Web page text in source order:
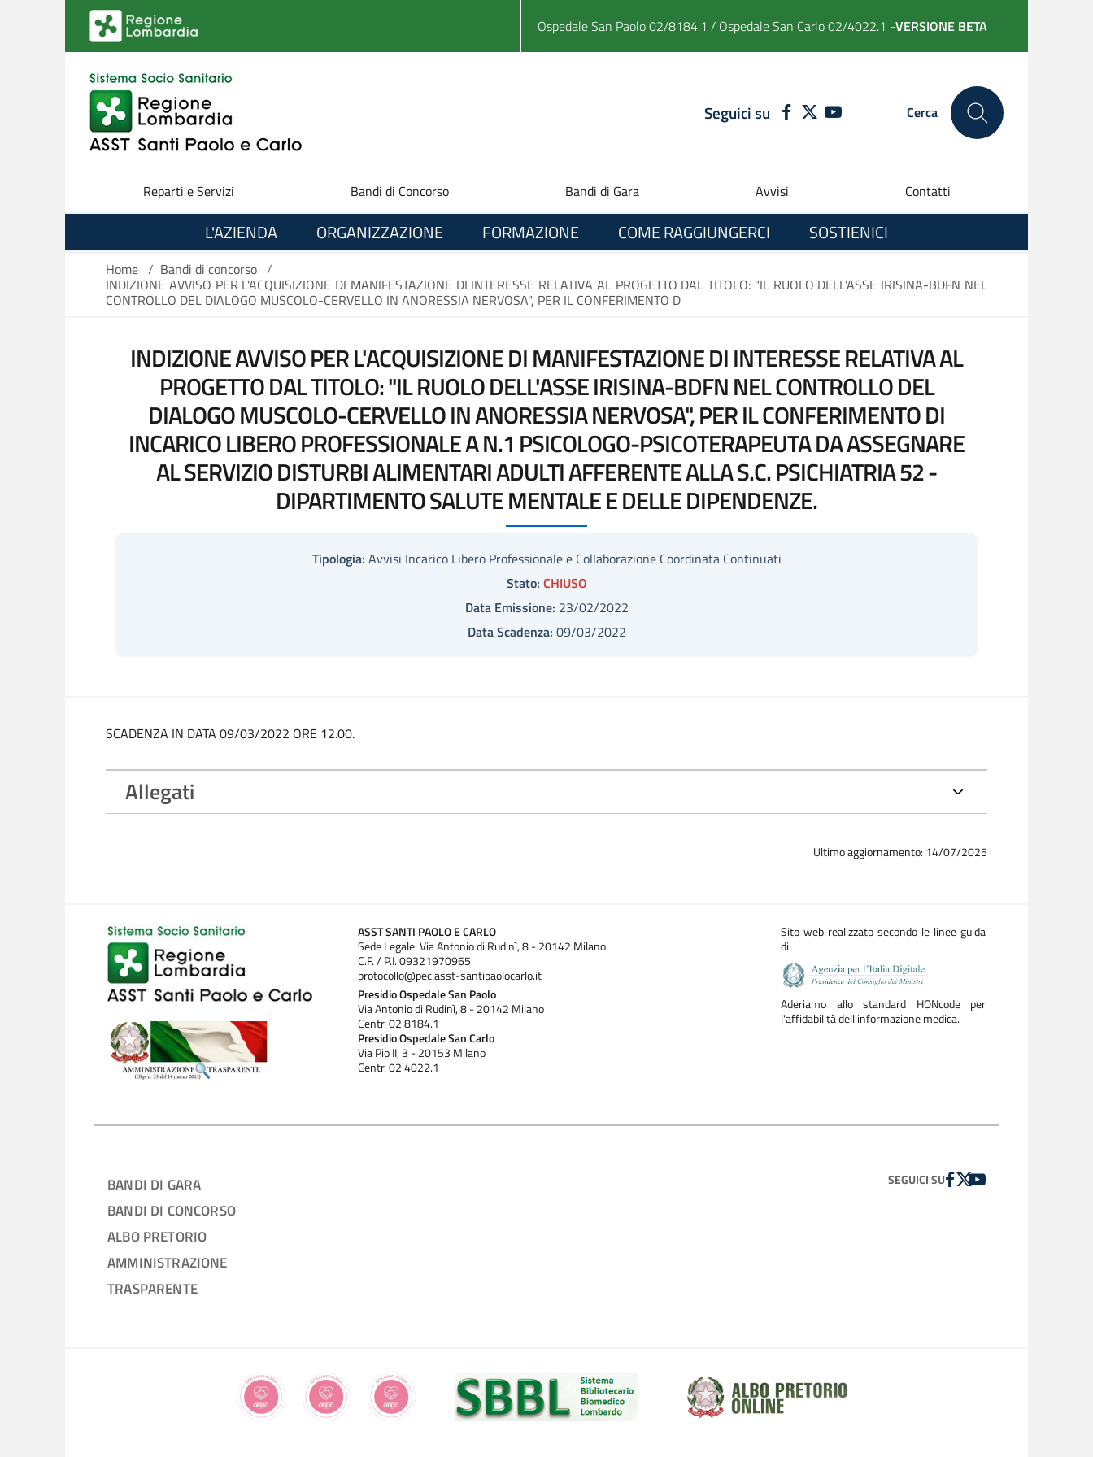
Salta al contenuto principale
Ospedale San Paolo 02/8184.1 / Ospedale San Carlo 02/4022.1 -VERSIONE BETA
Seguici suFACEBOOK
TWITTERYOUTUBE Cerca
Reparti e Servizi Bandi di Concorso Bandi di Gara Avvisi Contatti
L'AZIENDA ORGANIZZAZIONE FORMAZIONE COME RAGGIUNGERCI SOSTIENICI
Home / Bandi di concorso /
INDIZIONE AVVISO PER L'ACQUISIZIONE DI MANIFESTAZIONE DI INTERESSE RELATIVA AL PROGETTO DAL TITOLO: "IL RUOLO DELL'ASSE IRISINA-BDFN NEL
CONTROLLO DEL DIALOGO MUSCOLO-CERVELLO IN ANORESSIA NERVOSA", PER IL CONFERIMENTO D
INDIZIONE AVVISO PER L'ACQUISIZIONE DI MANIFESTAZIONE DI INTERESSE RELATIVA AL
PROGETTO DAL TITOLO: "IL RUOLO DELL'ASSE IRISINA-BDFN NEL CONTROLLO DEL
DIALOGO MUSCOLO-CERVELLO IN ANORESSIA NERVOSA", PER IL CONFERIMENTO DI
INCARICO LIBERO PROFESSIONALE A N.1 PSICOLOGO-PSICOTERAPEUTA DA ASSEGNARE
AL SERVIZIO DISTURBI ALIMENTARI ADULTI AFFERENTE ALLA S.C. PSICHIATRIA 52 -
DIPARTIMENTO SALUTE MENTALE E DELLE DIPENDENZE.
Tipologia: Avvisi Incarico Libero Professionale e Collaborazione Coordinata Continuati
Stato: CHIUSO
Data Emissione: 23/02/2022
Data Scadenza: 09/03/2022
SCADENZA IN DATA 09/03/2022 ORE 12.00.
Allegati
Ultimo aggiornamento: 14/07/2025
ASST SANTI PAOLO E CARLO
Sede Legale: Via Antonio di Rudinì, 8 - 20142 Milano
C.F. / P.I. 09321970965
protocollo@pec.asst-santipaolocarlo.it
Presidio Ospedale San Paolo
Via Antonio di Rudinì, 8 - 20142 Milano
Centr. 02 8184.1
Presidio Ospedale San Carlo
Via Pio II, 3 - 20153 Milano
Centr. 02 4022.1
Sito web realizzato secondo le linee guida
di:
Aderiamo allo standard HONcode per
l'affidabilità dell'informazione medica.
BANDI DI GARA
BANDI DI CONCORSO
ALBO PRETORIO
AMMINISTRAZIONE
TRASPARENTE
SEGUICI SUFACEBOOK
TWITTER
YOUTUBE